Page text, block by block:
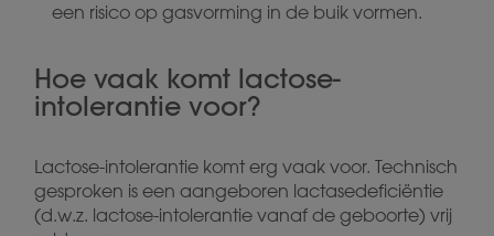
een risico op gasvorming in de buik vormen.
Hoe vaak komt lactose-
intolerantie voor?
Lactose-intolerantie komt erg vaak voor. Technisch
gesproken is een aangeboren lactasedeficiëntie
(d.w.z. lactose-intolerantie vanaf de geboorte) vrij